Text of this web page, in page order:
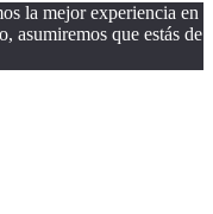
la mejor experiencia en
asumiremos que estás de